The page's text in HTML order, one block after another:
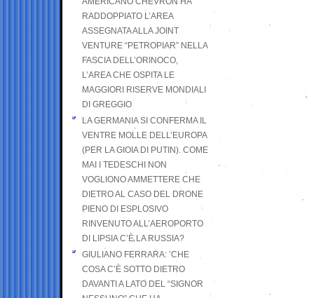
RADDOPPIATO L’AREA
ASSEGNATA ALLA JOINT
VENTURE “PETROPIAR” NELLA
FASCIA DELL’ORINOCO,
L’AREA CHE OSPITA LE
MAGGIORI RISERVE MONDIALI
DI GREGGIO
LA GERMANIA SI CONFERMA IL
VENTRE MOLLE DELL’EUROPA
(PER LA GIOIA DI PUTIN). COME
MAI I TEDESCHI NON
VOGLIONO AMMETTERE CHE
DIETRO AL CASO DEL DRONE
PIENO DI ESPLOSIVO
RINVENUTO ALL’AEROPORTO
DI LIPSIA C’È LA RUSSIA?
GIULIANO FERRARA: ’CHE
COSA C’È SOTTO DIETRO
DAVANTI A LATO DEL “SIGNOR